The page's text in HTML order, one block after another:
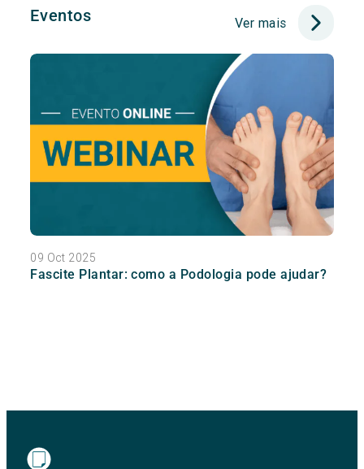
Eventos Ver mais
09 Oct 2025
Fascite Plantar: como a Podologia pode ajudar?